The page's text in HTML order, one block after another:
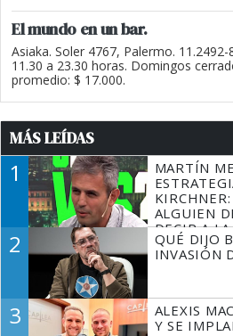
El mundo en un bar.
Asiaka. Soler 4767, Palermo.
11.30 a 23.30 horas. Domingos
promedio: $ 17.000.
MÁS LEÍDAS
1
MARTÍN
ALGUIEN
DECIR A
TIENE QUE
2
QUÉ DIJO
INVASIÓN
3
ALEXIS
Y SE